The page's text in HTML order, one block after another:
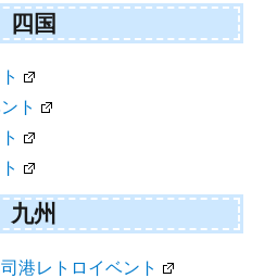
四国
ト
九州
港レトロイベント